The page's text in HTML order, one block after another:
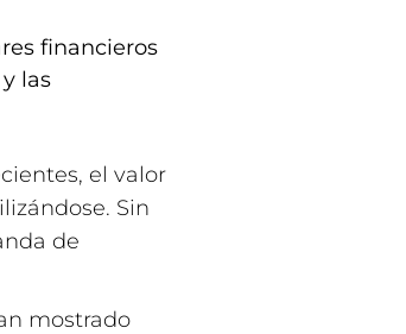
financieros
las
el valor
Sin
de
mostrado